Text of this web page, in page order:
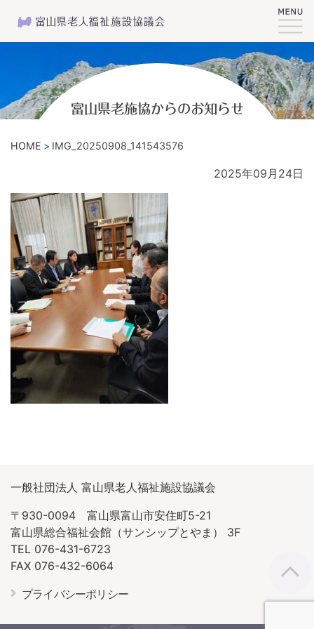
富山県老施協からのお知らせ
HOME IMG_20250908_141543576
2025年09月24日
一般社団法人 富山県老人福祉施設協議会
〒930-0094 富山県富山市安住町5-21
富山県総合福祉会館（サンシップとやま） 3F
TEL 076-431-6723
FAX 076-432-6064
プライバシーポリシー